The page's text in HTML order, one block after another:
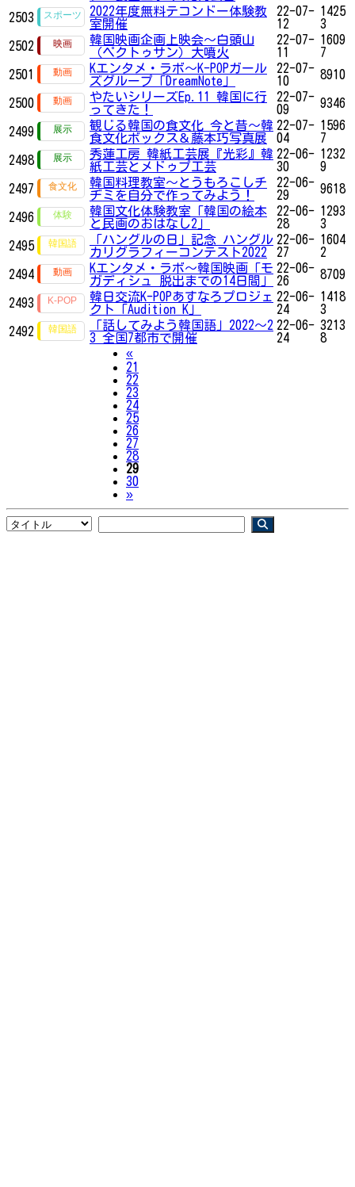
2503
2022年度無料テコンドー体験教
室開催
22-07-
12
1425
3
2502
韓国映画企画上映会～白頭山
（ペクトゥサン）大噴火
22-07-
11
1609
7
2501
Kエンタメ・ラボ～K-POPガール
ズグループ「DreamNote」
22-07-
10
8910
2500
やたいシリーズEp.11 韓国に行
ってきた！
22-07-
09
9346
2499
観じる韓国の食文化 今と昔～韓
食文化ボックス＆藤本巧写真展
22-07-
04
1596
7
2498
秀蓮工房 韓紙工芸展『光彩』韓
紙工芸とメドゥプ工芸
22-06-
30
1232
9
2497
韓国料理教室〜とうもろこしチ
ヂミを自分で作ってみよう！
22-06-
29
9618
2496
韓国文化体験教室「韓国の絵本
と民画のおはなし2」
22-06-
28
1293
3
2495
「ハングルの日」記念 ハングル
カリグラフィーコンテスト2022
22-06-
27
1604
2
2494
Kエンタメ・ラボ～韓国映画「モ
ガディシュ 脱出までの14日間」
22-06-
26
8709
2493
韓日交流K-POPあすなろプロジェ
クト「Audition K」
22-06-
24
1418
3
2492
「話してみよう韓国語」2022～2
3 全国7都市で開催
22-06-
24
3213
8
«Previous
21
22
23
24
25
26
27
28
29
30
»Next